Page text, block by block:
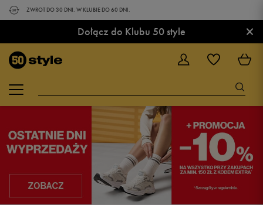
ZWROT DO 30 DNI. W KLUBIE DO 60 DNI.
Dołącz do Klubu 50 style ×